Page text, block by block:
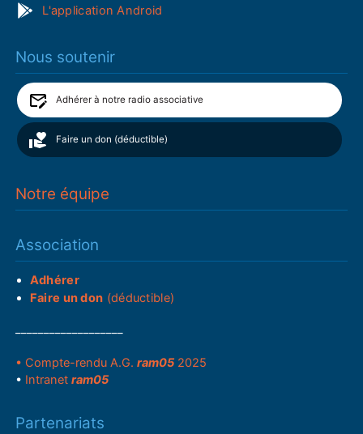
L'application Android
Nous soutenir
Adhérer à notre radio associative
Faire un don (déductible)
Notre équipe
Association
Adhérer
Faire un don (déductible)
• Compte-rendu A.G.ram05 2025
• Intranetram05
Partenariats